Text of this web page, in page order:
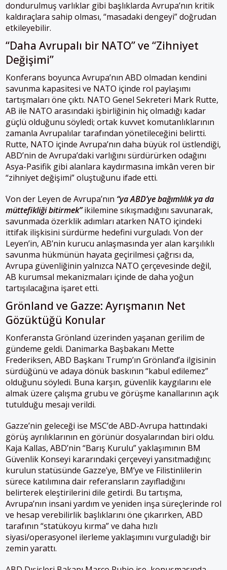
dondurulmuş varlıklar gibi başlıklarda Avrupa’nın kritik
kaldıraçlara sahip olması, “masadaki dengeyi” doğrudan
etkileyebilir.
“Daha Avrupalı bir NATO” ve “Zihniyet
Değişimi”
Konferans boyunca Avrupa’nın ABD olmadan kendini
savunma kapasitesi ve NATO içinde rol paylaşımı
tartışmaları öne çıktı. NATO Genel Sekreteri Mark Rutte,
AB ile NATO arasındaki işbirliğinin hiç olmadığı kadar
güçlü olduğunu söyledi; ortak kuvvet komutanlıklarının
zamanla Avrupalılar tarafından yönetileceğini belirtti.
Rutte, NATO içinde Avrupa’nın daha büyük rol üstlendiği,
ABD’nin de Avrupa’daki varlığını sürdürürken odağını
Asya-Pasifik gibi alanlara kaydırmasına imkân veren bir
“zihniyet değişimi” oluştuğunu ifade etti.
Von der Leyen de Avrupa’nın “ya ABD’ye bağımlılık ya da
müttefikliği bitirmek”ikilemine sıkışmadığını savunarak,
savunmada özerklik adımları atarken NATO içindeki
ittifak ilişkisini sürdürme hedefini vurguladı. Von der
Leyen’in, AB’nin kurucu anlaşmasında yer alan karşılıklı
savunma hükmünün hayata geçirilmesi çağrısı da,
Avrupa güvenliğinin yalnızca NATO çerçevesinde değil,
AB kurumsal mekanizmaları içinde de daha yoğun
tartışılacağına işaret etti.
Grönland ve Gazze: Ayrışmanın Net
Gözüktüğü Konular
Konferansta Grönland üzerinden yaşanan gerilim de
gündeme geldi. Danimarka Başbakanı Mette
Frederiksen, ABD Başkanı Trump’ın Grönland’a ilgisinin
sürdüğünü ve adaya dönük baskının “kabul edilemez”
olduğunu söyledi. Buna karşın, güvenlik kaygılarını ele
almak üzere çalışma grubu ve görüşme kanallarının açık
tutulduğu mesajı verildi.
Gazze’nin geleceği ise MSC’de ABD-Avrupa hattındaki
görüş ayrılıklarının en görünür dosyalarından biri oldu.
Kaja Kallas, ABD’nin “Barış Kurulu” yaklaşımının BM
Güvenlik Konseyi kararındaki çerçeveyi yansıtmadığını;
kurulun statüsünde Gazze’ye, BM’ye ve Filistinlilerin
sürece katılımına dair referansların zayıfladığını
belirterek eleştirilerini dile getirdi. Bu tartışma,
Avrupa’nın insani yardım ve yeniden inşa süreçlerinde rol
ve hesap verebilirlik başlıklarını öne çıkarırken, ABD
tarafının “statükoyu kırma” ve daha hızlı
siyasi/operasyonel ilerleme yaklaşımını vurguladığı bir
zemin yarattı.